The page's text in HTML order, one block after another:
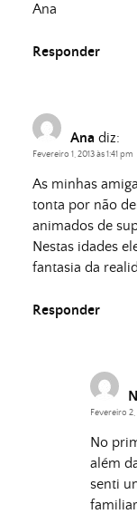
Ana
Responder
Ana diz:
Fevereiro 1, 2013 às 1:41 pm
As minhas
tonta por não
animados de
Nestas idades
fantasia da
Responder
Fevereiro 2,
No
além
senti